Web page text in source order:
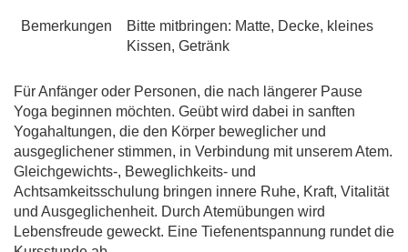
Bemerkungen
Bitte mitbringen: Matte, Decke, kleines
Kissen, Getränk
Für Anfänger oder Personen, die nach längerer Pause
Yoga beginnen möchten. Geübt wird dabei in sanften
Yogahaltungen, die den Körper beweglicher und
ausgeglichener stimmen, in Verbindung mit unserem Atem.
Gleichgewichts-, Beweglichkeits- und
Achtsamkeitsschulung bringen innere Ruhe, Kraft, Vitalität
und Ausgeglichenheit. Durch Atemübungen wird
Lebensfreude geweckt. Eine Tiefenentspannung rundet die